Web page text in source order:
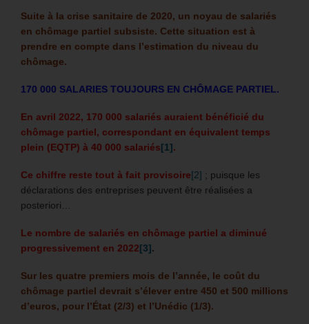
Suite à la crise sanitaire de 2020, un noyau de salariés
en chômage partiel subsiste. Cette situation est à
prendre en compte dans l’estimation du niveau du
chômage.
170 000 SALARIES TOUJOURS EN CHÔMAGE PARTIEL.
En avril 2022, 170 000 salariés auraient bénéficié du
chômage partiel, correspondant en équivalent temps
plein (EQTP) à 40 000 salariés[1].
Ce chiffre reste tout à fait provisoire[2] ; puisque les
déclarations des entreprises peuvent être réalisées a
posteriori…
Le nombre de salariés en chômage partiel a diminué
progressivement en 2022[3].
Sur les quatre premiers mois de l’année, le coût du
chômage partiel devrait s’élever entre 450 et 500 millions
d’euros, pour l’État (2/3) et l’Unédic (1/3).